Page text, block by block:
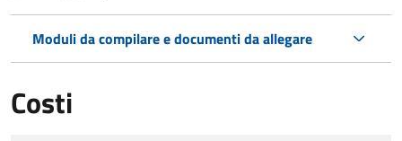
Moduli da compilare e documenti da allegare
Costi